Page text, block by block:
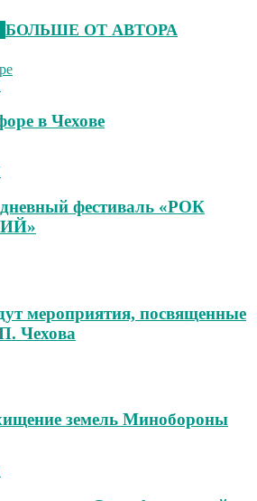
БОЛЬШЕ ОТ АВТОРА
в Чехове
фестиваль «РОК
мероприятия, посвященные
Чехова
земель Минобороны